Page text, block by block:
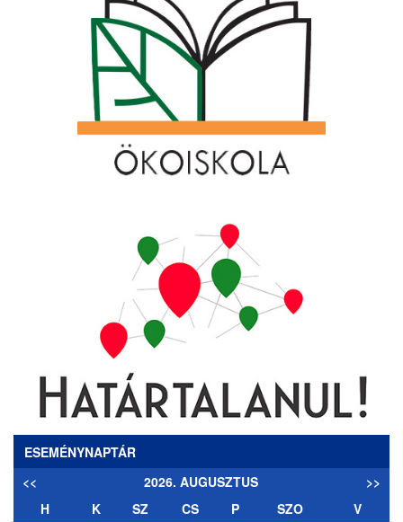
ESEMÉNYNAPTÁR
<<
2026. AUGUSZTUS
>>
H
K SZ CS P SZO V